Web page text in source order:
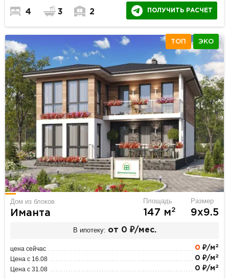
4 3 2 ПОЛУЧИТЬ РАСЧЕТ
ТОП ЭКО
Дом из блоков
Иманта
Площадь
147 м2
Размер
9х9.5
В ипотеку: от 0 ₽/мес.
цена сейчас 0 ₽/м 2
Цена с 16.08 0 ₽/м 2
Цена с 31.08 0 ₽/м 2